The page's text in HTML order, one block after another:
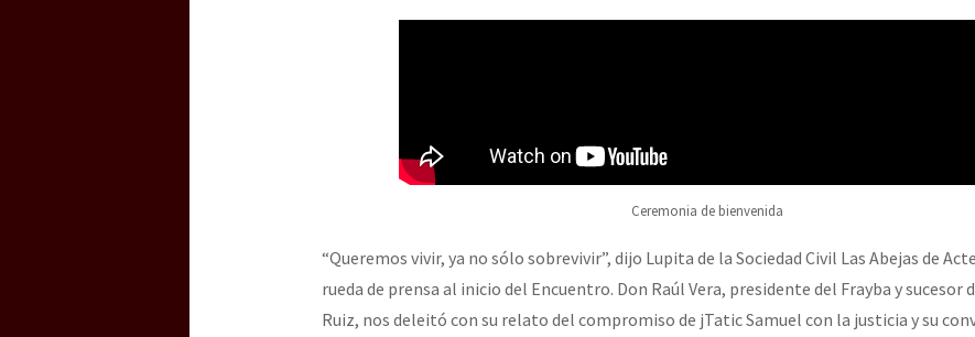
Ceremonia de bienvenida
“Queremos vivir, ya no sólo sobrevivir”, dijo Lupita de la Sociedad Civil Las Abejas de
rueda de prensa al inicio del Encuentro. Don Raúl Vera, presidente del Frayba y sucesor
Ruiz, nos deleitó con su relato del compromiso de jTatic Samuel con la justicia y su